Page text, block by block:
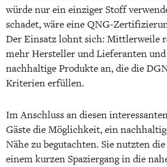
würde nur ein einziger Stoff
schadet, wäre eine QNG-
Der Einsatz lohnt sich: Mittlerweile
mehr Hersteller und Lieferanten
nachhaltige Produkte an, die die
Kriterien erfüllen.
Im Anschluss an diesen
Gäste die Möglichkeit, ein
Nähe zu begutachten. Sie nutzten
einem kurzen Spaziergang in die